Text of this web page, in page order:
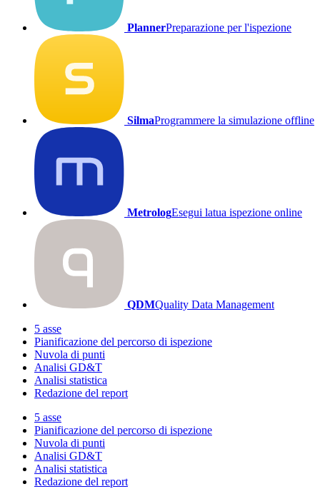
PlannerPreparazione per l'ispezione
SilmaProgrammere la simulazione offline
MetrologEsegui latua ispezione online
QDMQuality Data Management
5 asse
Pianificazione del percorso di ispezione
Nuvola di punti
Analisi GD&T
Analisi statistica
Redazione del report
5 asse
Pianificazione del percorso di ispezione
Nuvola di punti
Analisi GD&T
Analisi statistica
Redazione del report